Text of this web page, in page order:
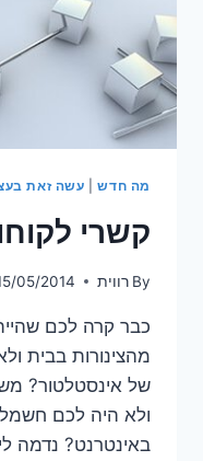
מה חדש| עשה זאת
קשרי
By רווית 05/2014
כבר קרה לכם
מהצינורות בבית
של אינסטלטור?
ולא היה לכם
באינטרנט? נדמה